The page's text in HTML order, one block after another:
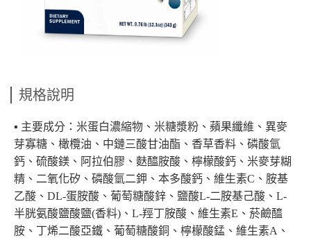
規格說明
▪︎ 主要成分：米蛋白濃縮物、米糖漿粉、蘋果纖維、異麥
芽寡糖、橄欖油、中鏈三酸甘油酯、香草香料、磷酸氫
鈣、硫酸鎂、阿拉伯膠、麩醯胺酸、檸檬酸鈣、米麥芽糊
精、二氧化矽、磷酸氫二鉀、本多酸鈣、維生素C、胺基
乙酸、DL-蛋胺酸、葡萄糖酸鋅、鹽酸L-二胺基己酸、L-
半胱氨酸鹽酸鹽(香料)、L-羥丁胺酸、維生素E、菸鹼醯
胺、丁烯二酸亞鐵、葡萄糖酸銅、檸檬酸錳、維生素A、